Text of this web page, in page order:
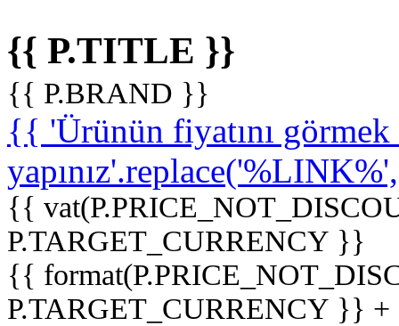
{{ P.TITLE }}
{{ P.BRAND }}
{{ 'Ürünün fiyatını
{{
P.TARGET_CURRENCY }}
{{
P.TARGET_CURRENCY }}